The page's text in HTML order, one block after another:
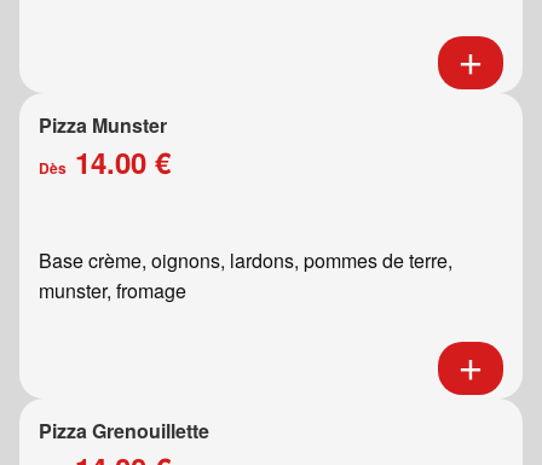
Pizza Munster
Dès 14.00 €
Base crème, oignons, lardons, pommes de terre,
munster, fromage
Pizza Grenouillette